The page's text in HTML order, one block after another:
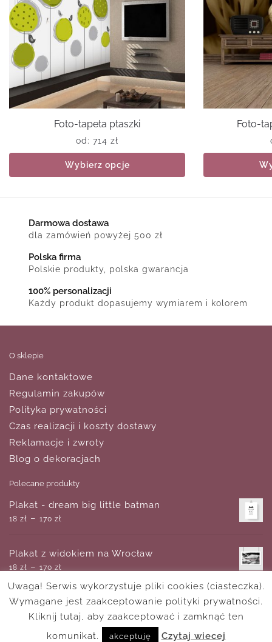
Foto-tapeta ptaszki
od: 714 zł
Wybierz opcje
Foto-
Darmowa dostawa
dla zamówień powyżej 500 zł
Polska firma
Polskie produkty, polska gwarancja
100% personalizacji
Każdy produkt dopasujemy wymiarem i kolorem
O sklepie
Dane kontaktowe
Regulamin zakupów
Polityka prywatności
Czas realizacji i koszty dostawy
Reklamacje i zwroty
Blog o dekoracjach
Polecane produkty
Plakat - dream big little batman
18 zł – 170 zł
Plakat z widokiem na Wrocław
18 zł – 170 zł
Plakat z hełmem greckiego żołnierza
– 170 zł
Uwaga! Serwis wykorzystuje pliki cookies (ciasteczka).
Wymagane jest zaakceptowanie polityki prywatności.
Kliknij tutaj, aby zaakceptować i zamknąć ten
komunikat.
akceptuję Czytaj wiecej